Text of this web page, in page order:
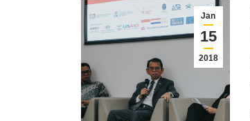
Jan
15
2018